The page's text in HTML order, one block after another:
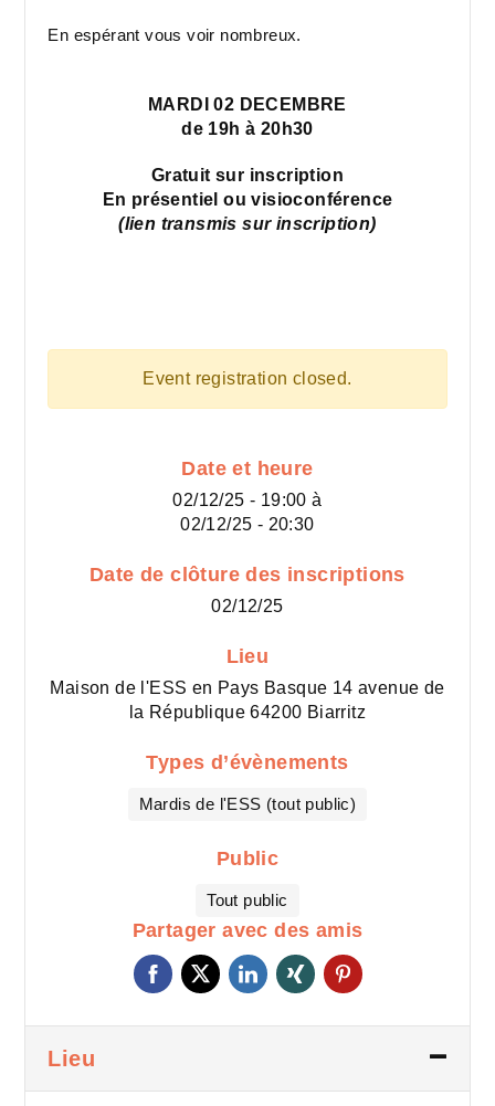
En espérant vous voir nombreux.
MARDI 02 DECEMBRE
de 19h à 20h30
Gratuit sur inscription
En présentiel ou visioconférence
(lien transmis sur inscription)
Event registration closed.
Date et heure
02/12/25 - 19:00à
02/12/25 - 20:30
Date de clôture des inscriptions
02/12/25
Lieu
Maison de l'ESS en Pays Basque 14 avenue de
la République 64200 Biarritz
Types d’évènements
Mardis de l'ESS (tout public)
Public
Tout public
Partager avec des amis
Lieu